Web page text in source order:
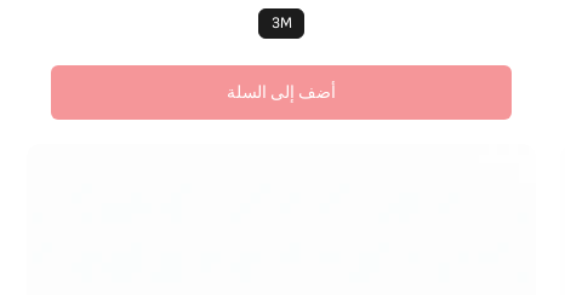
3M
أضف إلى السلة